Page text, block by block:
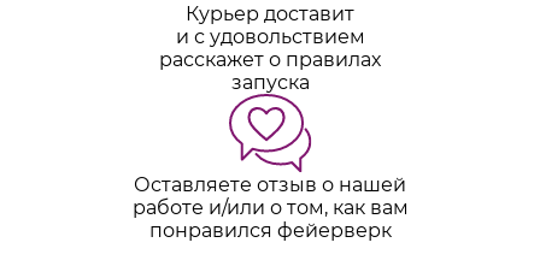
Курьер доставит
и с удовольствием
расскажет о правилах
запуска
Оставляете отзыв о нашей
работе и/или о том, как вам
понравился фейерверк